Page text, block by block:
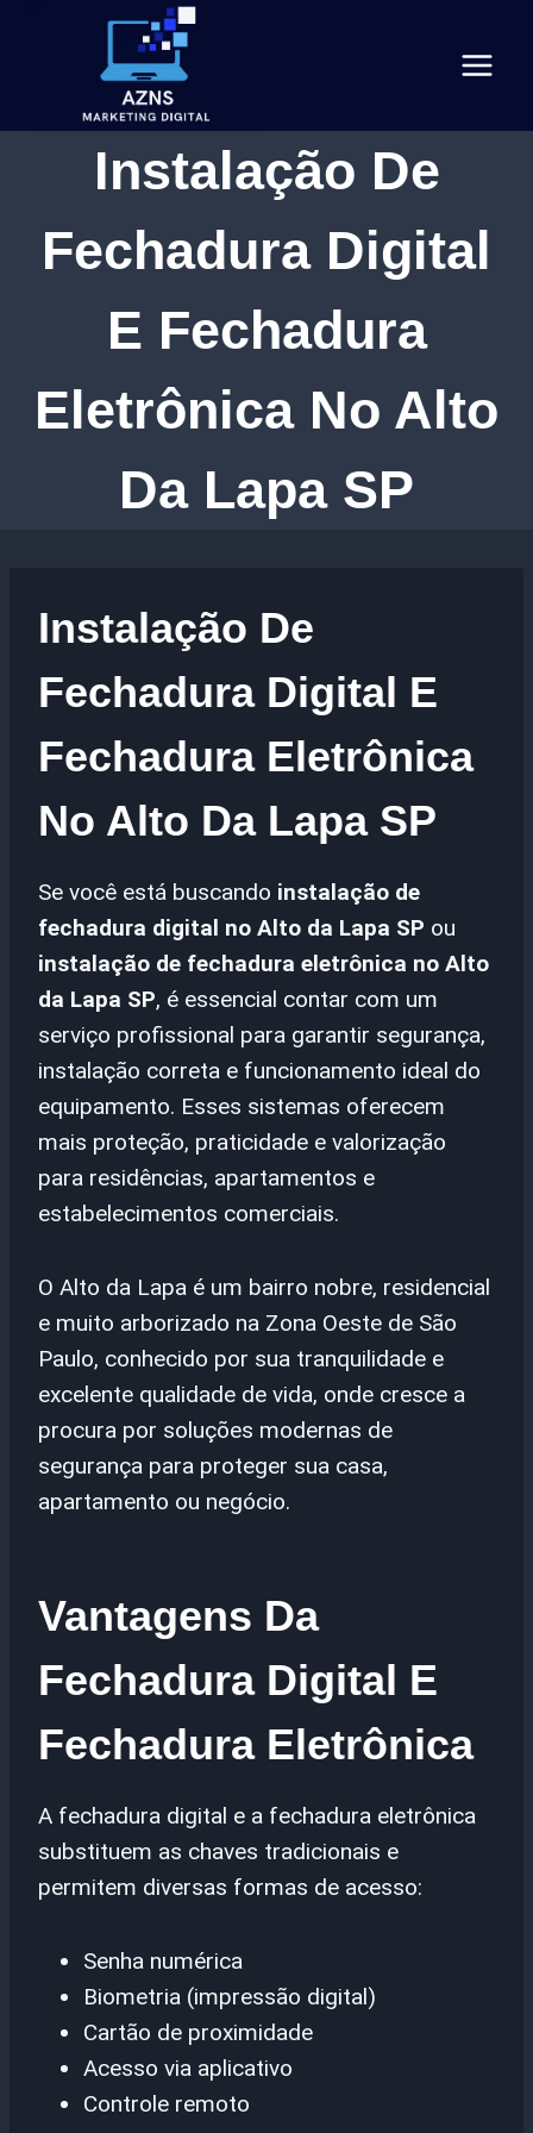
Conteúdo
Instalação De
Fechadura Digital
E Fechadura
Eletrônica No Alto
Da Lapa SP
Instalação De
Fechadura Digital E
Fechadura Eletrônica
No Alto Da Lapa SP
Se você está buscando instalação de
fechadura digital no Alto da Lapa SP ou
instalação de fechadura eletrônica no Alto
da Lapa SP, é essencial contar com um
serviço profissional para garantir segurança,
instalação correta e funcionamento ideal do
equipamento. Esses sistemas oferecem
mais proteção, praticidade e valorização
para residências, apartamentos e
estabelecimentos comerciais.
O Alto da Lapa é um bairro nobre, residencial
e muito arborizado na Zona Oeste de São
Paulo, conhecido por sua tranquilidade e
excelente qualidade de vida, onde cresce a
procura por soluções modernas de
segurança para proteger sua casa,
apartamento ou negócio.
Vantagens Da
Fechadura Digital E
Fechadura Eletrônica
A fechadura digital e a fechadura eletrônica
substituem as chaves tradicionais e
permitem diversas formas de acesso:
Senha numérica
Biometria (impressão digital)
Cartão de proximidade
Acesso via aplicativo
Controle remoto